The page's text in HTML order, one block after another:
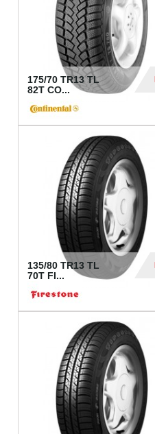
175/70 TR13 TL
82T CO...
135/80 TR13 TL
70T FI...